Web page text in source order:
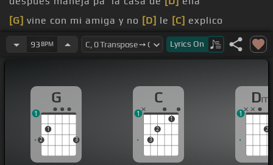
[G] vine con mi amiga y no [D] le [C] explico
fue, teníamos la misma
[Dm]
pero rico
pensándote y mente dando vuelta como un disco
[Dm]
93 BPM Lyrics On
G
2
1
3
1
C
3
2
1
1
Dm
2
1